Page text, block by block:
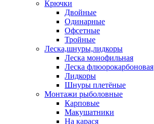
Крючки
Двойные
Одинарные
Офсетные
Тройные
Леска,шнуры,лидкоры
Леска монофильная
Леска флюорокарбоновая
Лидкоры
Шнуры плетёные
Монтажи рыболовные
Карповые
Макушатники
На карася